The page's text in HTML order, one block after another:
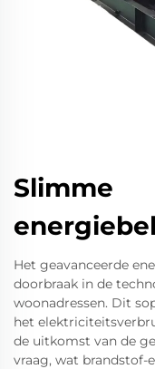
Slimme
Het geavanceerde
doorbraak in de
woonadressen. Dit
het
de uitkomst van de
vraag, wat brandstof-